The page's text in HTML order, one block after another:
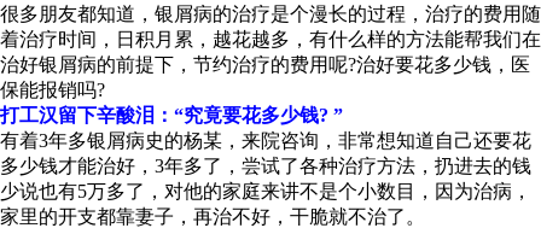
很多朋友都知道，银屑病的治疗是个漫长的过程，治疗的费用随
着治疗时间，日积月累，越花越多，有什么样的方法能帮我们在
治好银屑病的前提下，节约治疗的费用呢?治好要花多少钱，医
保能报销吗?
打工汉留下辛酸泪：“究竟要花多少钱? ”
有着3年多银屑病史的杨某，来院咨询，非常想知道自己还要花
多少钱才能治好，3年多了，尝试了各种治疗方法，扔进去的钱
少说也有5万多了，对他的家庭来讲不是个小数目，因为治病，
家里的开支都靠妻子，再治不好，干脆就不治了。